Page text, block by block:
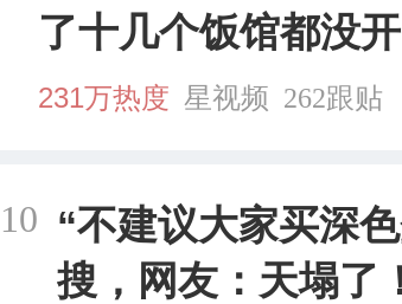
了十几个饭馆都没
几点
231万热度 星视频 262跟贴
10 “不建议大家买深
搜，网友：天塌了